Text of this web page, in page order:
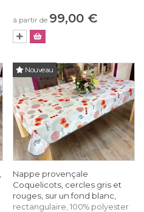
à partir de 99,00 €
Nouveau
Nappe provençale
Coquelicots, cercles gris et
rouges, sur un fond blanc,
rectangulaire, 100% polyester